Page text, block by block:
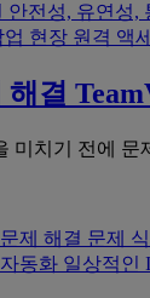
안전성, 유연성,
업 현장 원격 액
해결
미치기 전에 문
제 해결 문제
동화 일상적인